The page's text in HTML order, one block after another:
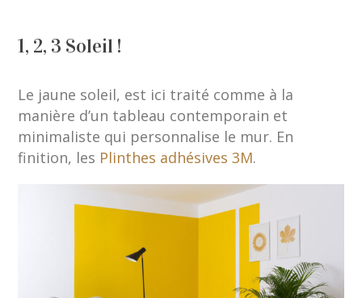
1, 2, 3 Soleil !
Le jaune soleil, est ici traité comme à la
manière d’un tableau contemporain et
minimaliste qui personnalise le mur. En
finition, les Plinthes adhésives 3M.